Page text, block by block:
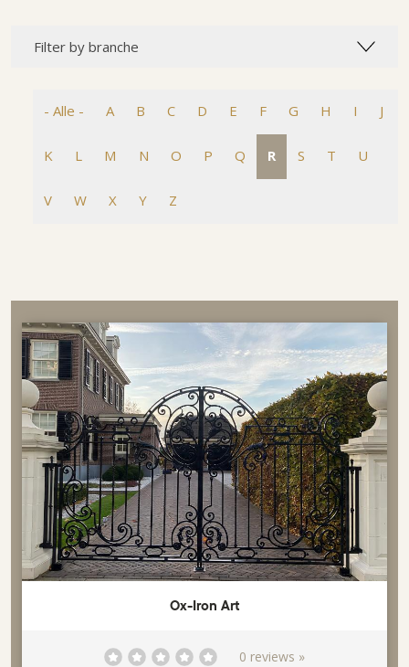
Filter by branche
- Alle - A B C D E F G H I J
K L M N O P Q R S T U
V W X Y Z
Ox-Iron Art
0 reviews »